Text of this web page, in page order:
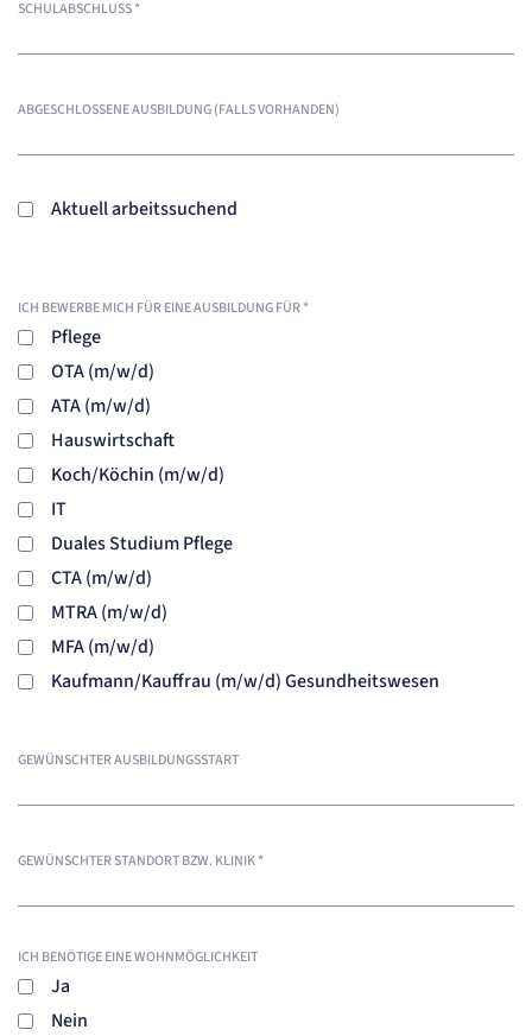
SCHULABSCHLUSS*
ABGESCHLOSSENE AUSBILDUNG (FALLS VORHANDEN)
Aktuell arbeitssuchend
ICH BEWERBE MICH FÜR EINE AUSBILDUNG FÜR*
Pflege
OTA (m/w/d)
ATA (m/w/d)
Hauswirtschaft
Koch/Köchin (m/w/d)
IT
Duales Studium Pflege
CTA (m/w/d)
MTRA (m/w/d)
MFA (m/w/d)
Kaufmann/Kauffrau (m/w/d) Gesundheitswesen
GEWÜNSCHTER AUSBILDUNGSSTART
GEWÜNSCHTER STANDORT BZW. KLINIK*
ICH BENÖTIGE EINE WOHNMÖGLICHKEIT
Ja
Nein